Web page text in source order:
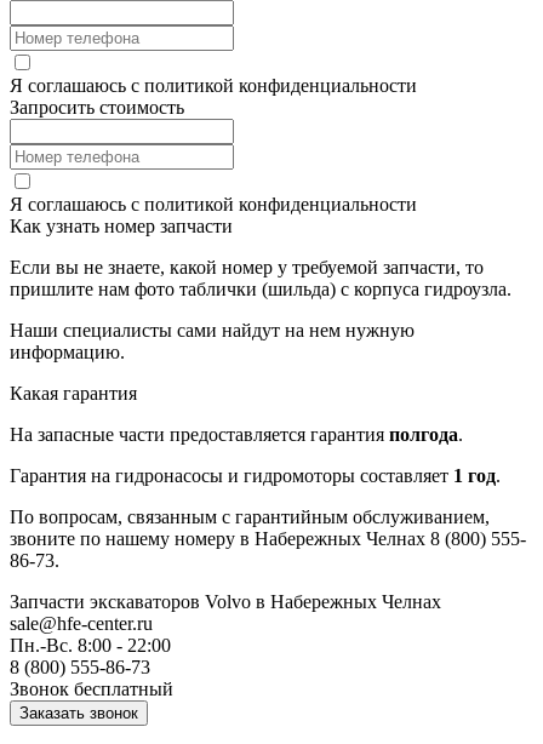
Я соглашаюсь с политикой конфиденциальности
Запросить стоимость
Я соглашаюсь с политикой конфиденциальности
Как узнать номер запчасти
Если вы не знаете, какой номер у требуемой запчасти, то
пришлите нам фото таблички (шильда) с корпуса гидроузла.
Наши специалисты сами найдут на нем нужную
информацию.
Какая гарантия
На запасные части предоставляется гарантия полгода.
Гарантия на гидронасосы и гидромоторы составляет 1 год.
По вопросам, связанным с гарантийным обслуживанием,
звоните по нашему номеру в Набережных Челнах 8 (800) 555-
86-73.
Запчасти экскаваторов Volvo в Набережных Челнах
sale@hfe-center.ru
Пн.-Вс. 8:00 - 22:00
8 (800) 555-86-73
Звонок бесплатный